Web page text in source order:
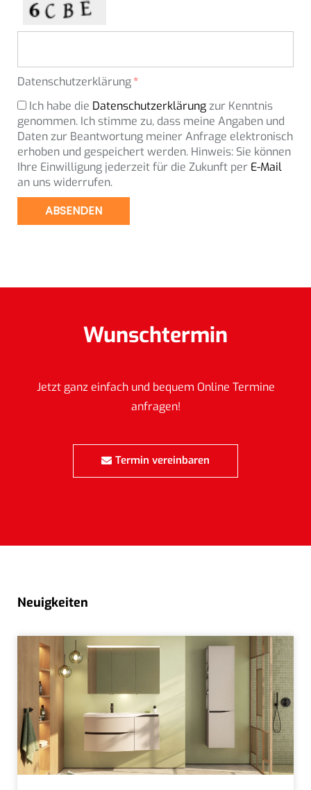
Datenschutzerklärung
Ich habe die Datenschutzerklärungzur Kenntnis
genommen. Ich stimme zu, dass meine Angaben und
Daten zur Beantwortung meiner Anfrage elektronisch
erhoben und gespeichert werden. Hinweis: Sie können
Ihre Einwilligung jederzeit für die Zukunft per E-Mail
an uns widerrufen.
ABSENDEN
Wunschtermin
Jetzt ganz einfach und bequem Online Termine
anfragen!
Termin vereinbaren
Neuigkeiten